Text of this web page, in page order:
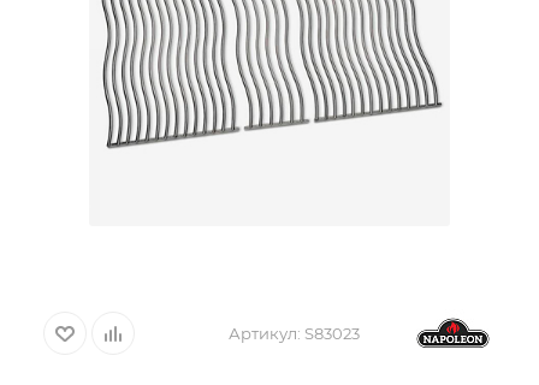
Артикул: S83023